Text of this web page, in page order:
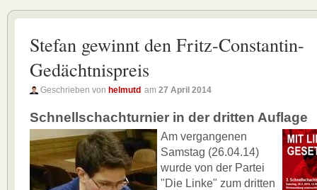
Stefan gewinnt den Fritz-Constantin-
Gedächtnispreis
Geschrieben von helmutd am 27 April 2014
Schnellschachturnier in der dritten Auflage
Am vergangenen
Samstag (26.04.14)
wurde von der Partei
"Die Linke" zum dritten